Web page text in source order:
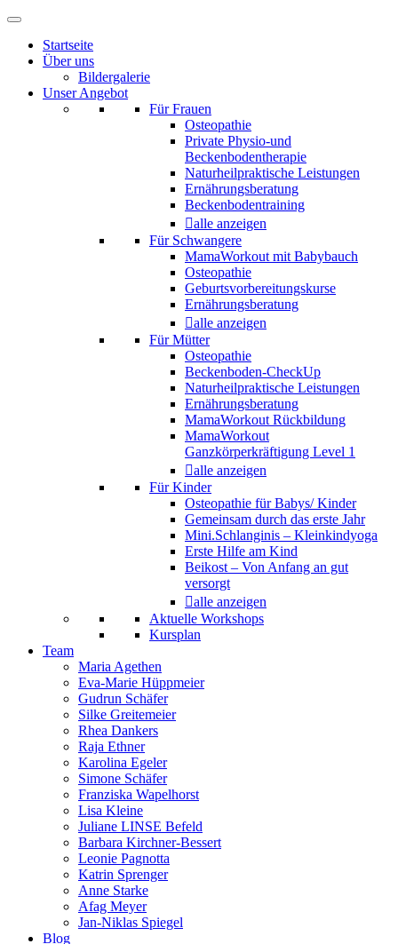
Startseite
Über uns
Bildergalerie
Unser Angebot
Für Frauen
Osteopathie
Private Physio-und
Beckenbodentherapie
Naturheilpraktische Leistungen
Ernährungsberatung
Beckenbodentraining
alle anzeigen
Für Schwangere
MamaWorkout mit Babybauch
Osteopathie
Geburtsvorbereitungskurse
Ernährungsberatung
alle anzeigen
Für Mütter
Osteopathie
Beckenboden-CheckUp
Naturheilpraktische Leistungen
Ernährungsberatung
MamaWorkout Rückbildung
MamaWorkout
Ganzkörperkräftigung Level 1
alle anzeigen
Für Kinder
Osteopathie für Babys/ Kinder
Gemeinsam durch das erste Jahr
Mini.Schlanginis – Kleinkindyoga
Erste Hilfe am Kind
Beikost – Von Anfang an gut
versorgt
alle anzeigen
Aktuelle Workshops
Kursplan
Team
Maria Agethen
Eva-Marie Hüppmeier
Gudrun Schäfer
Silke Greitemeier
Rhea Dankers
Raja Ethner
Karolina Egeler
Simone Schäfer
Franziska Wapelhorst
Lisa Kleine
Juliane LINSE Befeld
Barbara Kirchner-Bessert
Leonie Pagnotta
Katrin Sprenger
Anne Starke
Afag Meyer
Jan-Niklas Spiegel
Blog